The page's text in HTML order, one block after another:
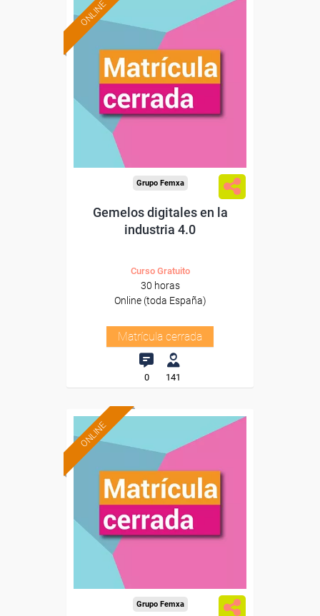
ONLINE
Grupo Femxa
Gemelos digitales en la
industria 4.0
Curso Gratuito
30 horas
Online (toda España)
Matrícula cerrada
0 141
ONLINE
Grupo Femxa